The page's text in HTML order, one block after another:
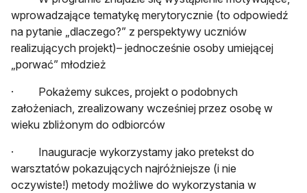
wprowadzające tematykę merytorycznie (to odpowiedź
na pytanie „dlaczego?” z perspektywy uczniów
realizujących projekt)– jednocześnie osoby umiejącej
„porwać” młodzież
· Pokażemy sukces, projekt o podobnych
założeniach, zrealizowany wcześniej przez osobę w
wieku zbliżonym do odbiorców
· Inauguracje wykorzystamy jako pretekst do
warsztatów pokazujących najróżniejsze (i nie
oczywiste!) metody możliwe do wykorzystania w